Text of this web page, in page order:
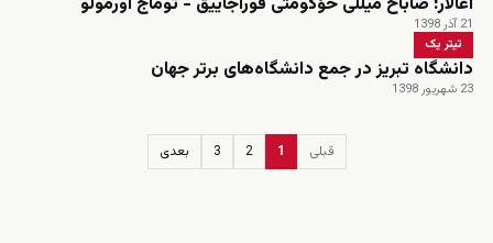
21 آذر 1398
تیتر یک
دانشگاه تبریز در جمع دانشگاه‌های برتر جهان
23 شهریور 1398
قبلی 1
2
3 بعدی